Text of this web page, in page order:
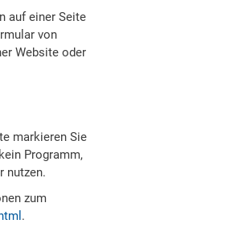
auf einer Seite
von
Website oder
markieren Sie
Programm,
nutzen.
zum
.